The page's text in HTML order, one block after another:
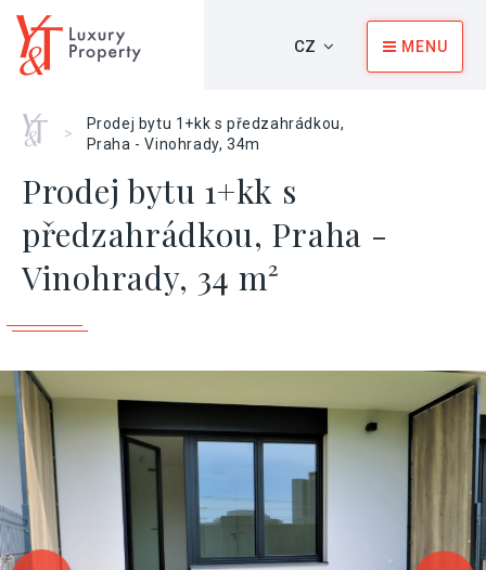
CZ MENU
Home
>
Prodej bytu 1+kk s předzahrádkou,
Praha - Vinohrady, 34m
Prodej bytu 1+kk s
předzahrádkou, Praha -
Vinohrady, 34 m²